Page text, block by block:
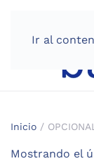
Ir al
Inicio /
Mostrando el